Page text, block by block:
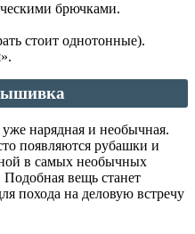
брючками.
стоит однотонные).
нарядная и необычная.
появляются рубашки и
в самых необычных
Подобная вещь станет
похода на деловую встречу